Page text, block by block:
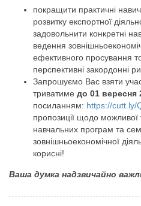
покращити практичні
розвитку експортної
задовольнити конкретні
ведення
ефективного просування
перспективні закордонні
Запрошуємо Вас взяти
триватиме до 01 вересня
посиланням: https://cutt.ly/
пропозиції щодо можливої
навчальних програм та
зовнішньоекономічної
корисні!
Ваша думка надзвичайно